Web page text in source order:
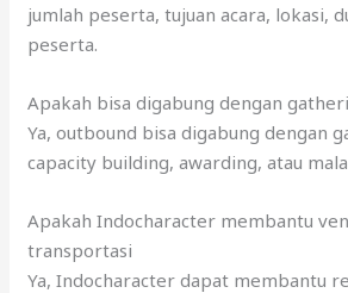
jumlah peserta, tujuan acara, lokasi,
peserta.
Apakah bisa digabung dengan
Ya, outbound bisa digabung dengan
capacity building, awarding, atau
Apakah Indocharacter membantu
transportasi
Ya, Indocharacter dapat membantu